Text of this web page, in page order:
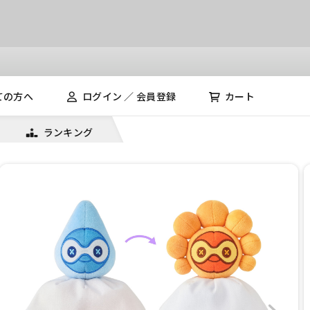
の方へ ログイン ／ 会員登録 カート
ランキング